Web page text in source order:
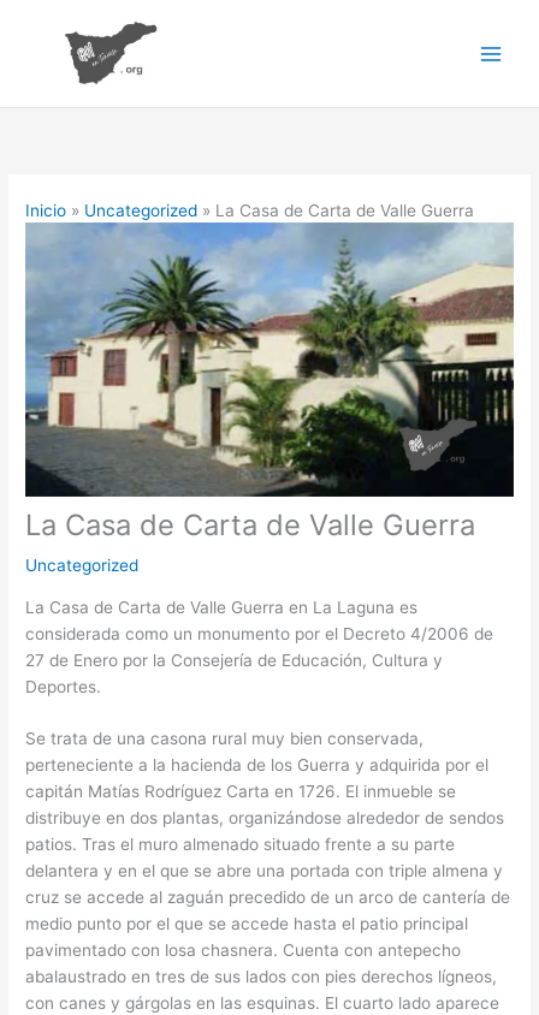
contenido
Inicio Uncategorized La Casa de Carta de Valle Guerra
La Casa de Carta de Valle Guerra
Uncategorized
La Casa de Carta de Valle Guerra en La Laguna es
considerada como un monumento por el Decreto 4/2006 de
27 de Enero por la Consejería de Educación, Cultura y
Deportes.
Se trata de una casona rural muy bien conservada,
perteneciente a la hacienda de los Guerra y adquirida por el
capitán Matías Rodríguez Carta en 1726. El inmueble se
distribuye en dos plantas, organizándose alrededor de sendos
patios. Tras el muro almenado situado frente a su parte
delantera y en el que se abre una portada con triple almena y
cruz se accede al zaguán precedido de un arco de cantería de
medio punto por el que se accede hasta el patio principal
pavimentado con losa chasnera. Cuenta con antepecho
abalaustrado en tres de sus lados con pies derechos lígneos,
con canes y gárgolas en las esquinas. El cuarto lado aparece